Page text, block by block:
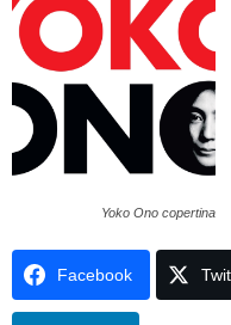
Yoko Ono copertina
Facebook